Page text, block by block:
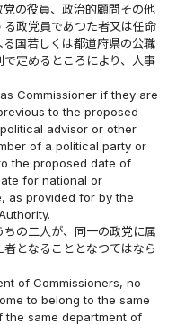
の役員、政治的顧問その他
政党員であつた者又は任命
国若しくは都道府県の公職
定めるところにより、人事
Commissioner if they are
to the proposed
advisor or other
of a political party or
the proposed date of
for national or
as provided for by the
の二人が、同一の政党に属
となることとなつてはなら
of Commissioners, no
to belong to the same
the same department of